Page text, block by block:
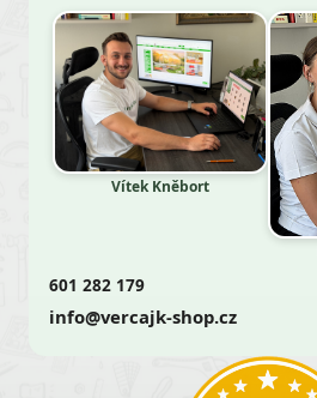
Vítek Kněbort
601 282 179
info@vercajk-shop.cz